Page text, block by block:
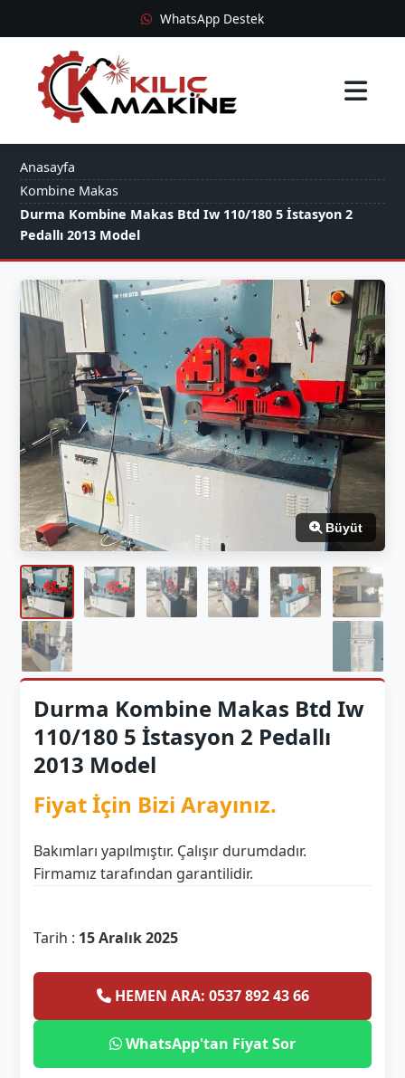
WhatsApp Destek
Anasayfa
2. El Makineler
Blog
Hakkımızda
İletişim
0537 892 43 66
Anasayfa
Kombine Makas
Durma Kombine Makas Btd Iw 110/180 5 İstasyon 2
Pedallı 2013 Model
Büyüt
Durma Kombine Makas Btd Iw
110/180 5 İstasyon 2 Pedallı
2013 Model
Fiyat İçin Bizi Arayınız.
Bakımları yapılmıştır. Çalışır durumdadır.
Firmamız tarafından garantilidir.
Tarih : 15 Aralık 2025
HEMEN ARA: 0537 892 43 66
WhatsApp'tan Fiyat Sor